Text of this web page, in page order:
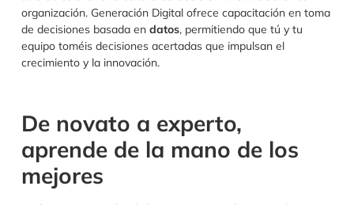
organización. Generación Digital ofrece capacitación en toma
de decisiones basada en datos, permitiendo que tú y tu
equipo toméis decisiones acertadas que impulsan el
crecimiento y la innovación.
De novato a experto,
aprende de la mano de los
mejores